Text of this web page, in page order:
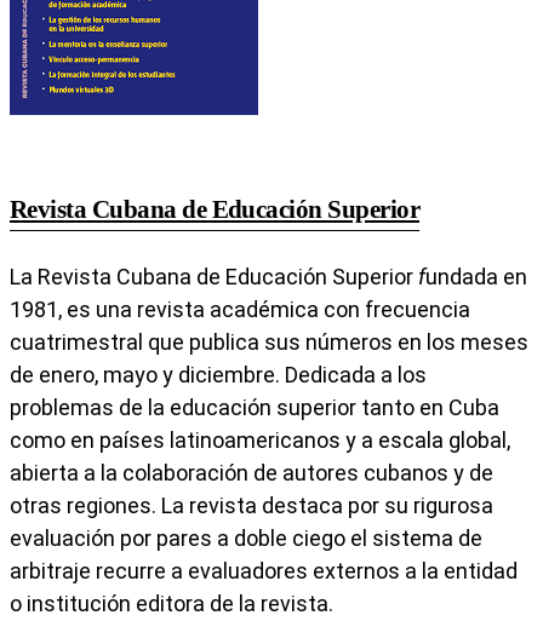
Revista Cubana de Educación Superior
La Revista Cubana de Educación Superior fundada en
1981, es una revista académica con frecuencia
cuatrimestral que publica sus números en los meses
de enero, mayo y diciembre. Dedicada a los
problemas de la educación superior tanto en Cuba
como en países latinoamericanos y a escala global,
abierta a la colaboración de autores cubanos y de
otras regiones. La revista destaca por su rigurosa
evaluación por pares a doble ciego el sistema de
arbitraje recurre a evaluadores externos a la entidad
o institución editora de la revista.